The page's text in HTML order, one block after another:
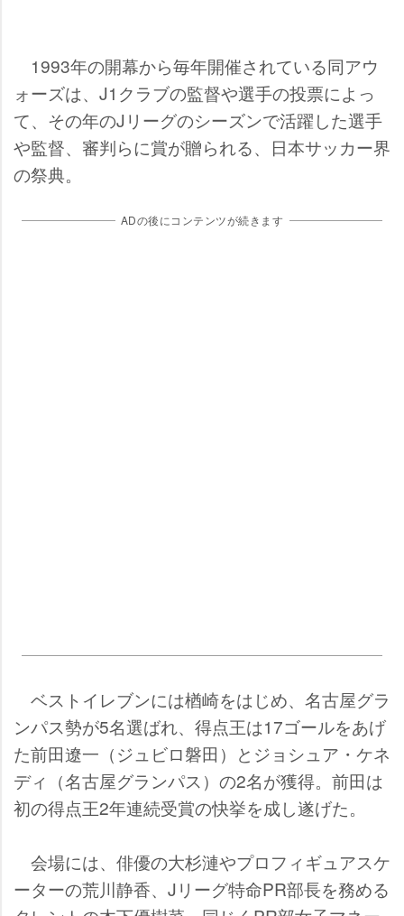
1993年の開幕から毎年開催されている同アウ
ォーズは、J1クラブの監督や選手の投票によっ
て、その年のJリーグのシーズンで活躍した選手
監督、審判らに賞が贈られる、日本サッカー界
の祭典。
ADの後にコンテンツが続きます
ベストイレブンには楢崎をはじめ、名古屋グラ
ンパス勢が5名選ばれ、得点王は17ゴールをあげ
た前田遼一（ジュビロ磐田）とジョシュア・ケネ
ディ（名古屋グランパス）の2名が獲得。前田は
初の得点王2年連続受賞の快挙を成し遂げた。
会場には、俳優の大杉漣やプロフィギュアスケ
ーターの荒川静香、Jリーグ特命PR部長を務める